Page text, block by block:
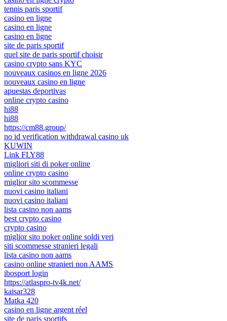
tennis paris sportif
casino en ligne
casino en ligne
casino en ligne
site de paris sportif
quel site de paris sportif choisir
casino crypto sans KYC
nouveaux casinos en ligne 2026
nouveaux casino en ligne
apuestas deportivas
online crypto casino
hi88
hi88
https://cm88.group/
no id verification withdrawal casino uk
KUWIN
Link FLY88
migliori siti di poker online
online crypto casino
miglior sito scommesse
nuovi casino italiani
nuovi casino italiani
lista casino non aams
best crypto casino
crypto casino
miglior sito poker online soldi veri
siti scommesse stranieri legali
lista casino non aams
casino online stranieri non AAMS
ibosport login
https://atlaspro-tv4k.net/
kaisar328
Matka 420
casino en ligne argent réel
site de paris sportifs